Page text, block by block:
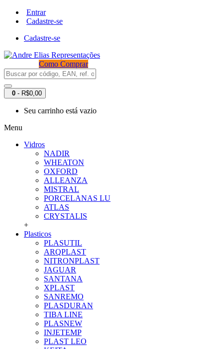
Entrar
Cadastre-se
Cadastre-se
Como Comprar
0 - R$0,00
Seu carrinho está vazio
Menu
Vidros
NADIR
WHEATON
OXFORD
ALLEANZA
MISTRAL
PORCELANAS LU
ATLAS
CRYSTALIS
+
Plasticos
PLASUTIL
ARQPLAST
NITRONPLAST
JAGUAR
SANTANA
XPLAST
SANREMO
PLASDURAN
TIBA LINE
PLASNEW
INJETEMP
PLAST LEO